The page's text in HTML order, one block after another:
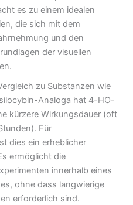
es zu einem idealen
die sich mit dem
und den
der visuellen
zu Substanzen wie
Analoga hat 4-HO-
kürzere Wirkungsdauer (oft
Für
dies ein erheblicher
ermöglicht die
innerhalb eines
ohne dass langwierige
erforderlich sind.